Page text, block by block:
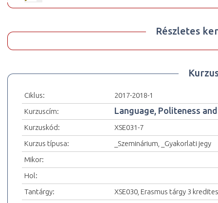
Részletes
Ciklus:
2017-2018-1
Kurzuscím:
Language, Politeness
Kurzuskód:
XSE031-7
Kurzus típusa:
_Szeminárium, _Gyakorlati jegy
Mikor:
Hol:
Tantárgy:
XSE030, Erasmus tárgy 3 kredites